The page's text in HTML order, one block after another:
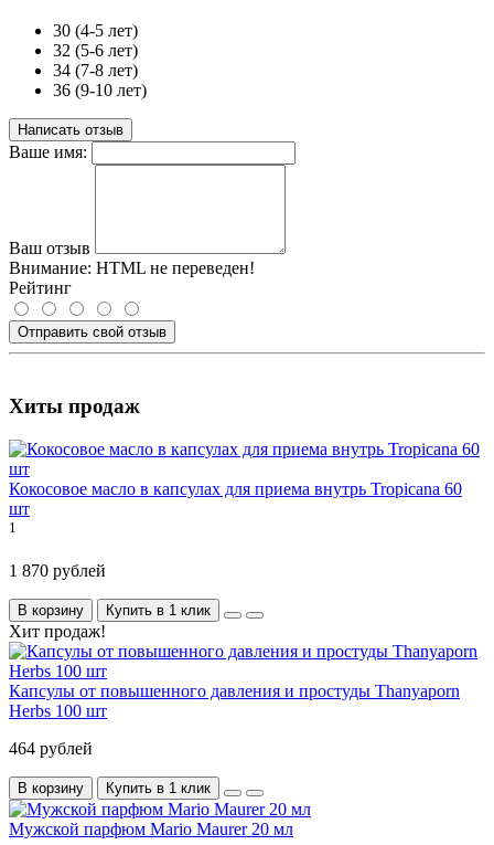
30 (4-5 лет)
32 (5-6 лет)
34 (7-8 лет)
36 (9-10 лет)
Написать отзыв
Ваше имя:
Ваш отзыв
Внимание: HTML не переведен!
Рейтинг
Отправить свой отзыв
Хиты продаж
Кокосовое масло в капсулах для приема внутрь Tropicana 60
шт
1
1 870 рублей
В корзину Купить в 1 клик
Хит продаж!
Капсулы от повышенного давления и простуды Thanyaporn
Herbs 100 шт
464 рублей
В корзину Купить в 1 клик
Мужской парфюм Mario Maurer 20 мл